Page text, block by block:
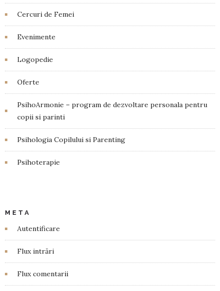
Cercuri de Femei
Evenimente
Logopedie
Oferte
PsihoArmonie – program de dezvoltare personala pentru
copii si parinti
Psihologia Copilului si Parenting
Psihoterapie
META
Autentificare
Flux intrări
Flux comentarii